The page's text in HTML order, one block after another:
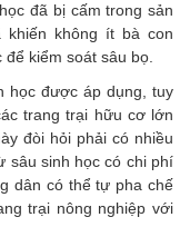
đã bị cấm trong sản
không ít bà con
kiểm soát sâu bọ.
học được áp dụng, tuy
trang trại hữu cơ lớn
đòi hỏi phải có nhiều
sâu sinh học có chi phí
dân có thể tự pha chế
trại nông nghiệp với